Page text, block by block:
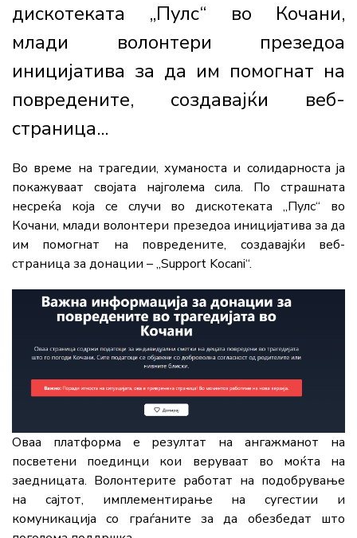
дискотеката „Пулс“ во Кочани,
млади волонтери презедоа
иницијатива за да им помогнат на
повредените, создавајќи веб-
страница...
Во време на трагедии, хуманоста и солидарноста ја
покажуваат својата најголема сила. По страшната
несреќа која се случи во дискотеката „Пулс“ во
Кочани, млади волонтери презедоа иницијатива за да
им помогнат на повредените, создавајќи веб-
страница за донации – „Support Kocani“.
Оваа платформа е резултат на ангажманот на
посветени поединци кои веруваат во моќта на
заедницата. Волонтерите работат на подобрување
на сајтот, имплементирање на сугестии и
комуникација со граѓаните за да обезбедат што